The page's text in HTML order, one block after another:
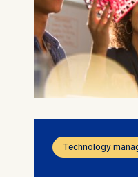
Technology